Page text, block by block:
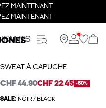
MAINTENANT
MAINTENANT
SWEAT À CAPUCHE
CHF 44.90CHF 22.45 -50%
SALE: NOIR / BLACK